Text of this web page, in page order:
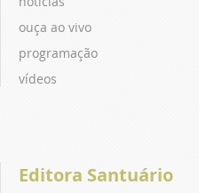
ouça ao vivo
programação
vídeos
Editora Santuário